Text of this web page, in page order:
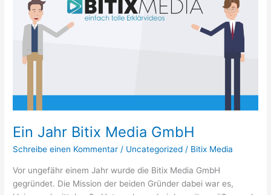
Ein Jahr Bitix Media GmbH
Schreibe einen Kommentar / Uncategorized / Bitix Media
Vor ungefähr einem Jahr wurde die Bitix Media GmbH
gegründet. Die Mission der beiden Gründer dabei war es,
Bitix
Media
GmbH